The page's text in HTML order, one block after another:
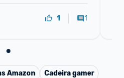
1 1
Amazon
Cadeira gamer